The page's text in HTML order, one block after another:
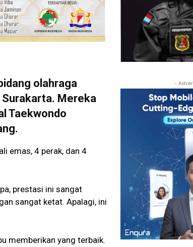
olahraga
Surakarta. Mereka
Taekwondo
emas, 4 perak, dan 4
prestasi ini sangat
sangat ketat. Apalagi, ini
memberikan yang terbaik.
-